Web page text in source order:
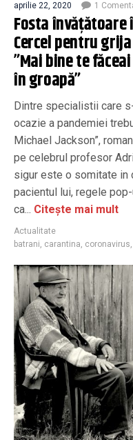
aprilie 22, 2020 1
Fosta
Cercel pentru
”Mai bine te
în groapă”
Dintre specialistii care
ocazie a pandemiei
Michael Jackson”,
pe celebrul profesor
sigur este o somitate in
pacientul lui, regele
ca... Citește mai mult
Actualitate
batrani, carantina, coronavirus,